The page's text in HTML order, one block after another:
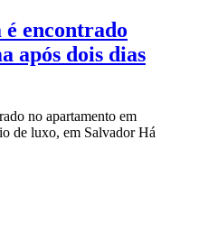
encontrado
após dois dias
no apartamento em
de luxo, em SalvadorHá